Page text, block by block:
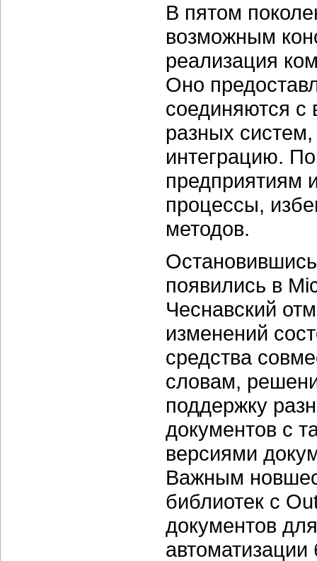
В пятом
возможным
реализация
Оно
соединяются с
разных
интеграцию.
предприятиям
процессы,
методов.
появились в
Чеснавский
изменений
средства
словам,
поддержку
документов с
версиями
Важным
библиотек с
документов